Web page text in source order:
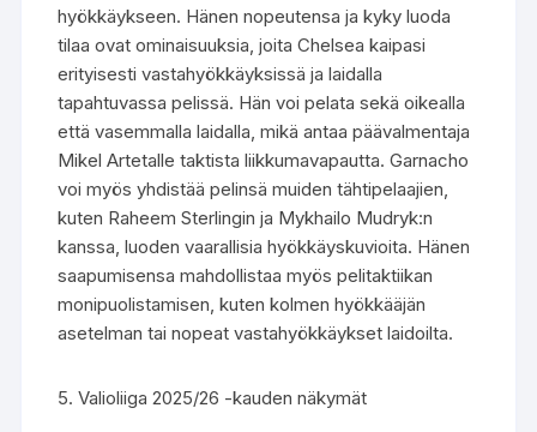
hyökkäykseen. Hänen nopeutensa ja kyky luoda
tilaa ovat ominaisuuksia, joita Chelsea kaipasi
erityisesti vastahyökkäyksissä ja laidalla
tapahtuvassa pelissä. Hän voi pelata sekä oikealla
että vasemmalla laidalla, mikä antaa päävalmentaja
Mikel Artetalle taktista liikkumavapautta. Garnacho
voi myös yhdistää pelinsä muiden tähtipelaajien,
kuten Raheem Sterlingin ja Mykhailo Mudryk:n
kanssa, luoden vaarallisia hyökkäyskuvioita. Hänen
saapumisensa mahdollistaa myös pelitaktiikan
monipuolistamisen, kuten kolmen hyökkääjän
asetelman tai nopeat vastahyökkäykset laidoilta.
5. Valioliiga 2025/26 -kauden näkymät